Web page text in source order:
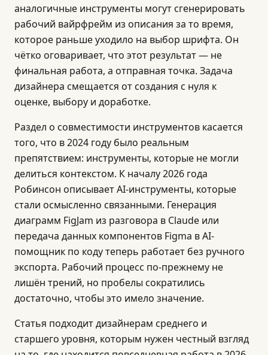
аналогичные инструменты могут сгенерировать
рабочий вайрфрейм из описания за то время,
которое раньше уходило на выбор шрифта. Он
чётко оговаривает, что этот результат — не
финальная работа, а отправная точка. Задача
дизайнера смещается от создания с нуля к
оценке, выбору и доработке.
Раздел о совместимости инструментов касается
того, что в 2024 году было реальным
препятствием: инструменты, которые не могли
делиться контекстом. К началу 2026 года
Робинсон описывает AI-инструменты, которые
стали осмысленно связанными. Генерация
диаграмм FigJam из разговора в Claude или
передача данных компонентов Figma в AI-
помощник по коду теперь работает без ручного
экспорта. Рабочий процесс по-прежнему не
лишён трений, но пробелы сократились
достаточно, чтобы это имело значение.
Статья подходит дизайнерам среднего и
старшего уровня, которым нужен честный взгляд